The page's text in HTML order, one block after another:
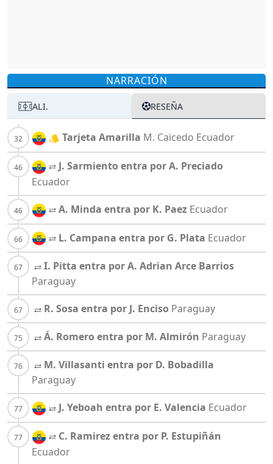
NARRACIÓN
ALI. RESEÑA
Tarjeta Amarilla M. Caicedo Ecuador
J. Sarmiento entra por A. Preciado
Ecuador
A. Minda entra por K. Paez Ecuador
L. Campana entra por G. Plata Ecuador
I. Pitta entra por A. Adrian Arce Barrios
Paraguay
R. Sosa entra por J. Enciso Paraguay
Á. Romero entra por M. Almirón Paraguay
M. Villasanti entra por D. Bobadilla
Paraguay
J. Yeboah entra por E. Valencia Ecuador
C. Ramirez entra por P. Estupiñán
Ecuador